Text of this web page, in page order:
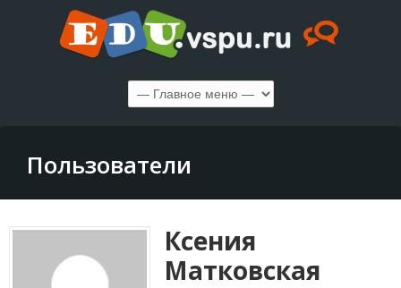
Пользователи
Ксения
Матковская